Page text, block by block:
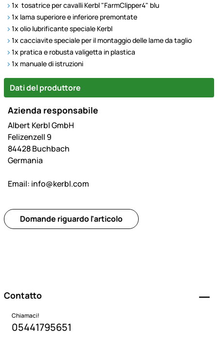
1x tosatrice per cavalli Kerbl "FarmClipper4" blu
1x lama superiore e inferiore premontate
1x olio lubrificante speciale Kerbl
1x cacciavite speciale per il montaggio delle lame da taglio
1x pratica e robusta valigetta in plastica
1x manuale di istruzioni
Dati del produttore
Azienda responsabile
Albert Kerbl GmbH
Felizenzell 9
84428 Buchbach
Germania
Email: info@kerbl.com
Domande riguardo l'articolo
Contatto
Chiamaci!
05441795651